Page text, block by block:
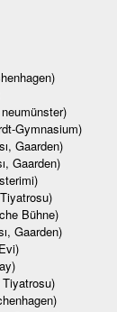
Gymnasium)
Gaarden)
Gaarden)
Bühne)
Gaarden)